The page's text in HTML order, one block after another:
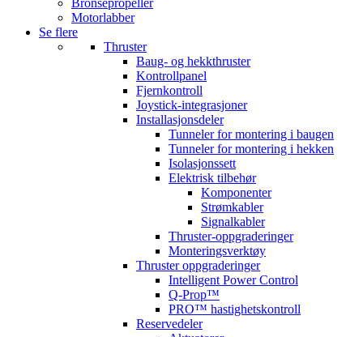
Bronsepropeller
Motorlabber
Se flere
Thruster
Baug- og hekkthruster
Kontrollpanel
Fjernkontroll
Joystick-integrasjoner
Installasjonsdeler
Tunneler for montering i baugen
Tunneler for montering i hekken
Isolasjonssett
Elektrisk tilbehør
Komponenter
Strømkabler
Signalkabler
Thruster-oppgraderinger
Monteringsverktøy
Thruster oppgraderinger
Intelligent Power Control
Q-Prop™
PRO™ hastighetskontroll
Reservedeler